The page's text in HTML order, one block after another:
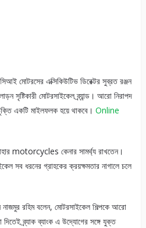
মোটরসের এক্সিকিউটিভ ডিরেক্টর সুব্রত রঞ্জন
সৃষ্টিকারী মোটরসাইকেল ব্র্যান্ড। আরো নিরাপদ
একটি মাইলফলক হয়ে থাকবে। Online
motorcycles কেনার সামর্থ্য রাখতেন।
সব ধরনের গ্রাহকের ক্রয়ক্ষমতার নাগালে চলে
নাজমুর রহিম বলেন, মোটরসাইকেল শিল্পকে আরো
ব্র্যাক ব্যাংক এ উদ্যোগের সঙ্গে যুক্ত